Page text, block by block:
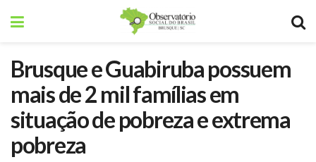
Brusque e Guabiruba possuem
mais de 2 mil famílias em
situação de pobreza e extrema
pobreza